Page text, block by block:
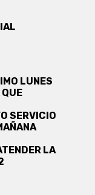
LUNES
QUE
SERVICIO
LA